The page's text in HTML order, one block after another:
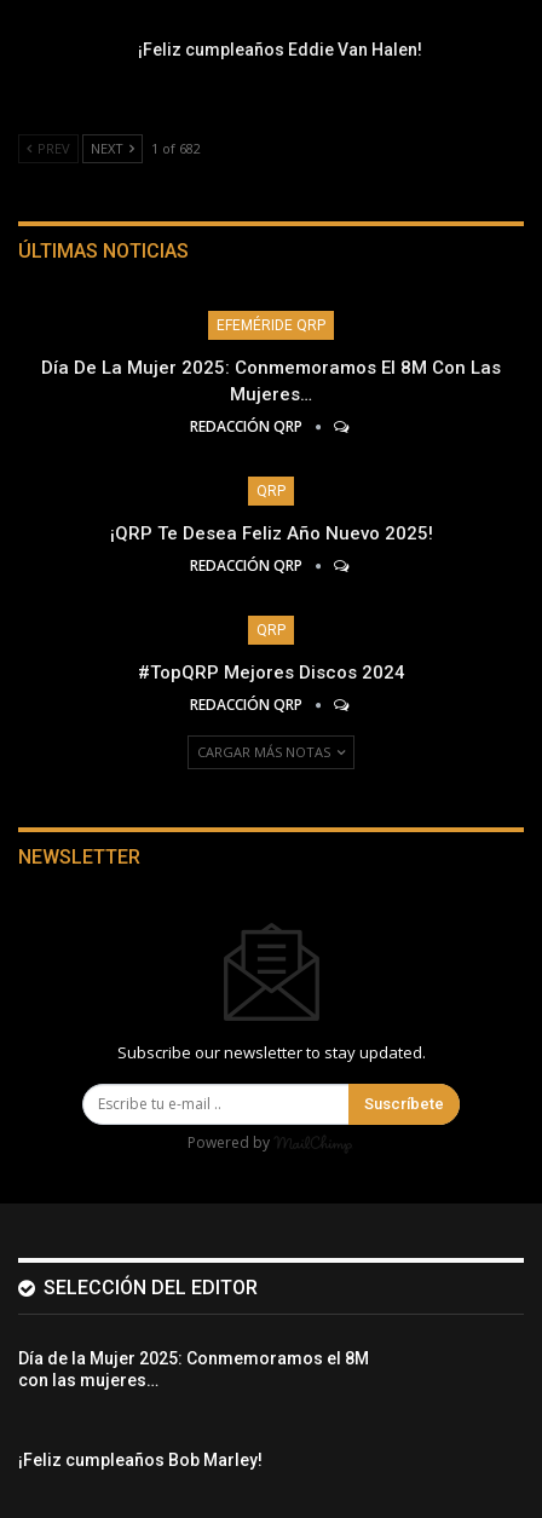
¡Feliz cumpleaños Eddie Van Halen!
PREV NEXT 1 of 682
ÚLTIMAS NOTICIAS
EFEMÉRIDE QRP
Día De La Mujer 2025: Conmemoramos El 8M Con Las
Mujeres…
REDACCIÓN QRP
QRP
¡QRP Te Desea Feliz Año Nuevo 2025!
REDACCIÓN QRP
QRP
#TopQRP Mejores Discos 2024
REDACCIÓN QRP
CARGAR MÁS NOTAS
NEWSLETTER
Subscribe our newsletter to stay updated.
Suscríbete
Powered by
SELECCIÓN DEL EDITOR
Día de la Mujer 2025: Conmemoramos el 8M
con las mujeres…
¡Feliz cumpleaños Bob Marley!